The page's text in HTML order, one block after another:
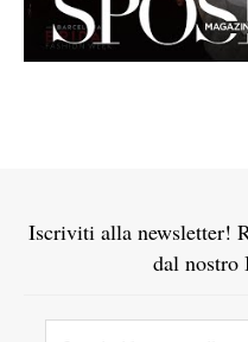
Iscriviti alla newsletter!
dal